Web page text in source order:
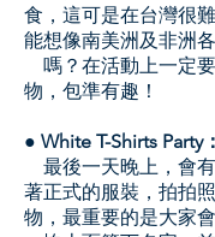
食，這可是在台灣很
能想像南美洲及非洲
嗎？在活動上一定
物，包準有趣！
● White T-Shirts Party：
最後一天晚上，會
著正式的服裝，拍拍
物，最重要的是大家